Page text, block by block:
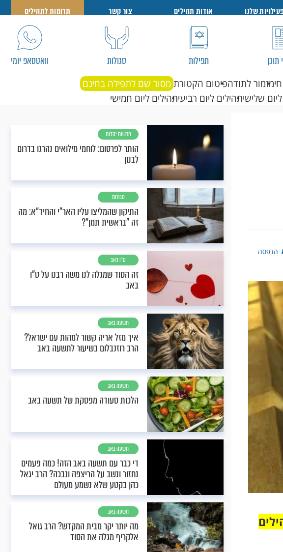
שלנו אודות תהילים צור קשר תרומות לתהילים
תוכן תפילות סגולות וואטסאפ יומי
מזמור לתודהפיטום הקטורת מסור שם לתפילה בחינם
שלישיתהילים ליום רביעיתהילים ליום חמישי
הדפסה
חדשות יהדות
הותר לפרסום: לוחמי מילואים נהרגו בדרום
לבנון
סגולות
התיקון שהמליצו עליו האר"י והחיד"א: מה
זה "בראשית תמן"?
ט"ו באב
זה הסוד שמגלה לנו משה רבנו על ט"ו
באב
תשעה באב
איך מזל אריה קשור למהות עם ישראל?
הרב רוזנבלום בשיעור לתשעה באב
תשעה באב
הלכות סעודה מפסקת של תשעה באב
תשעה באב
די כבר עם תשעה באב הזה! כמה פעמים
נחזור ונשב על הריצפה ונבכה? הרב יגאל
כהן בקטע שלא נשמע מעולם
תשעה באב
מה יותר יקר מבית המקדש? הרב גואל
אלקריף מגלה את הסוד